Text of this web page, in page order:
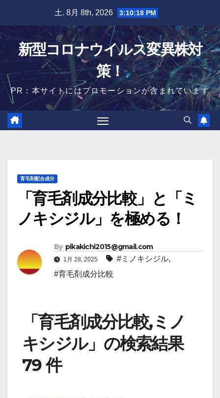
content
土. 8月 8th, 2026 3:10:19 PM
新型コロナウイルス変異株対
策！
PR：本サイトにはプロモーションが含まれています
育毛剤配合成分
「育毛剤成分比較」と「ミ
ノキシジル」を極める！
By pikakichi2015@gmail.com
1月 28, 2025 #ミノキシジル,
#育毛剤成分比較
「育毛剤成分比較,ミノ
キシジル」の検索結果
79 件